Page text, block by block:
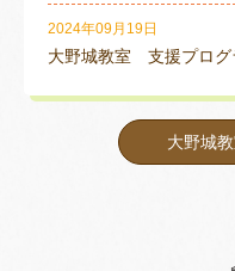
2024年09月19日
大野城教室 支援プログ
大野城